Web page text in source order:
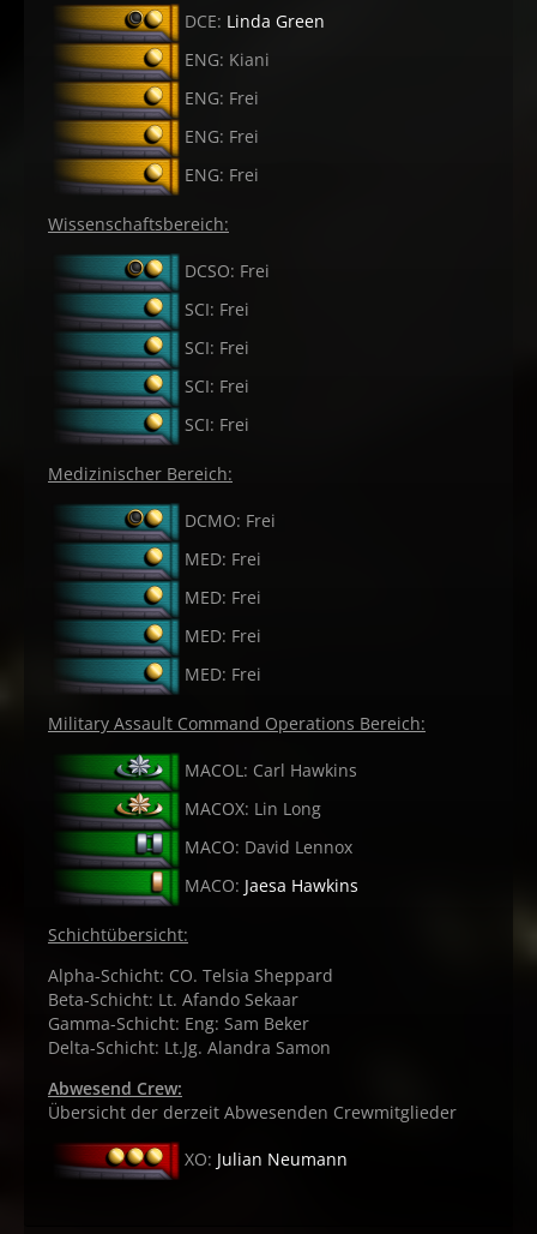
DCE: Linda Green
ENG: Kiani
ENG: Frei
ENG: Frei
ENG: Frei
Wissenschaftsbereich:
DCSO: Frei
SCI: Frei
SCI: Frei
SCI: Frei
SCI: Frei
Medizinischer Bereich:
DCMO: Frei
MED: Frei
MED: Frei
MED: Frei
MED: Frei
Military Assault Command Operations Bereich:
MACOL: Carl Hawkins
MACOX: Lin Long
MACO: David Lennox
MACO: Jaesa Hawkins
Schichtübersicht:
Alpha-Schicht: CO. Telsia Sheppard
Beta-Schicht: Lt. Afando Sekaar
Gamma-Schicht: Eng: Sam Beker
Delta-Schicht: Lt.Jg. Alandra Samon
Abwesend Crew:
Übersicht der derzeit Abwesenden Crewmitglieder
XO: Julian Neumann